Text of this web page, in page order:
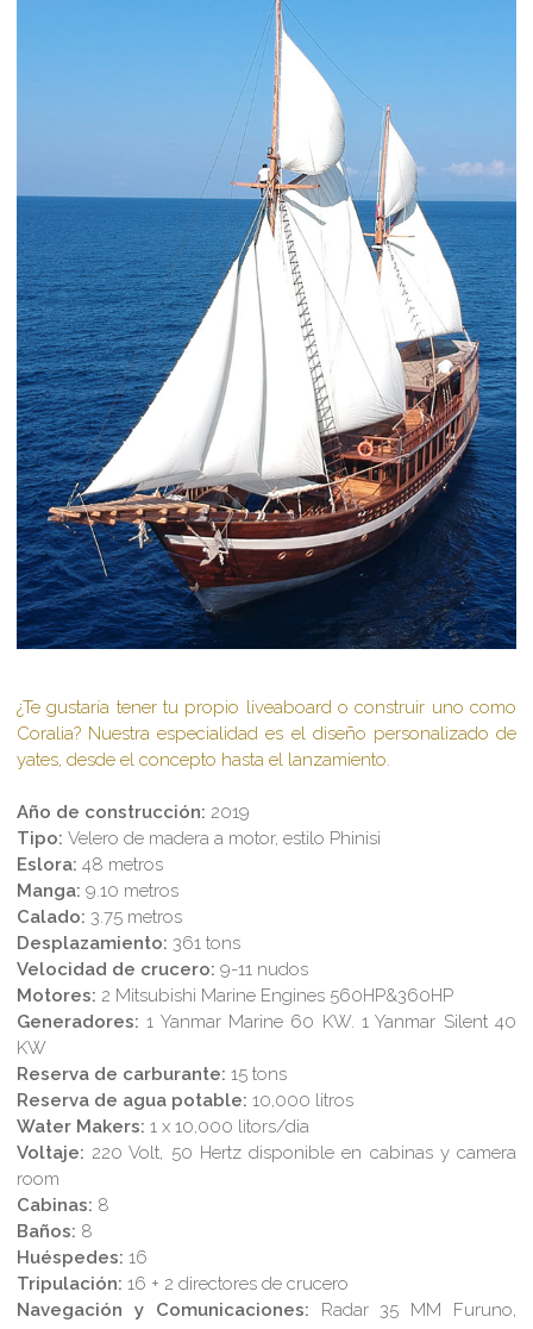
¿Te gustaría tener tu propio liveaboard o construir uno como
Coralia? Nuestra especialidad es el diseño personalizado de
yates, desde el concepto hasta el lanzamiento.
Año de construcción: 2019
Tipo: Velero de madera a motor, estilo Phinisi
Eslora: 48 metros
Manga: 9.10 metros
Calado: 3.75 metros
Desplazamiento: 361 tons
Velocidad de crucero: 9-11 nudos
Motores: 2 Mitsubishi Marine Engines 560HP&360HP
Generadores: 1 Yanmar Marine 60 KW. 1 Yanmar Silent 40
KW
Reserva de carburante: 15 tons
Reserva de agua potable: 10,000 litros
Water Makers: 1 x 10,000 litors/dia
Voltaje: 220 Volt, 50 Hertz disponible en cabinas y camera
room
Cabinas: 8
Baños: 8
Huéspedes: 16
Tripulación: 16 + 2 directores de crucero
Navegación y Comunicaciones: Radar 35 MM Furuno,